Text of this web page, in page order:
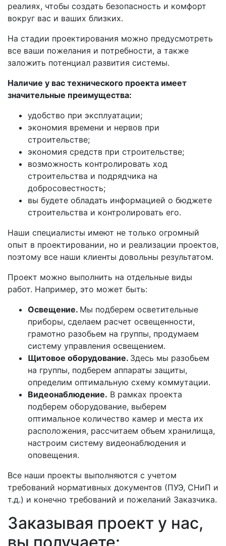
реалиях, чтобы создать безопасность и комфорт
вокруг вас и ваших близких.
На стадии проектирования можно предусмотреть
все ваши пожелания и потребности, а также
заложить потенциал развития системы.
Наличие у вас технического проекта имеет
значительные преимущества:
удобство при эксплуатации;
экономия времени и нервов при
строительстве;
экономия средств при строительстве;
возможность контролировать ход
строительства и подрядчика на
добросовестность;
вы будете обладать информацией о бюджете
строительства и контролировать его.
Наши специалисты имеют не только огромный
опыт в проектировании, но и реализации проектов,
поэтому все наши клиенты довольны результатом.
Проект можно выполнить на отдельные виды
работ. Например, это может быть:
Освещение. Мы подберем осветительные
приборы, сделаем расчет освещенности,
грамотно разобьем на группы, продумаем
систему управления освещением.
Щитовое оборудование. Здесь мы разобьем
на группы, подберем аппараты защиты,
определим оптимальную схему коммутации.
Видеонаблюдение. В рамках проекта
подберем оборудование, выберем
оптимальное количество камер и места их
расположения, рассчитаем объем хранилища,
настроим систему видеонаблюдения и
оповещения.
Все наши проекты выполняются с учетом
требований нормативных документов (ПУЭ, СНиП и
т.д.) и конечно требований и пожеланий Заказчика.
Заказывая проект у нас,
вы получаете: